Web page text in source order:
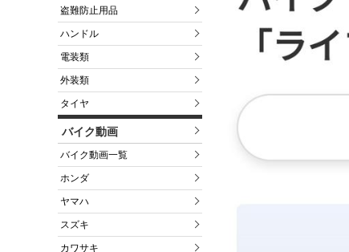
盗難防止用品
ハンドル
電装類
外装類
タイヤ
バイク動画
バイク動画一覧
ホンダ
ヤマハ
スズキ
カワサキ